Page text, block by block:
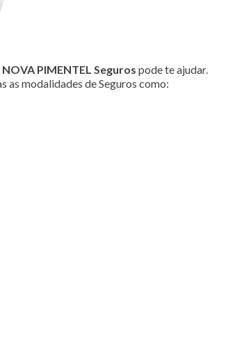
NOVA PIMENTEL Seguros pode te ajudar.
modalidades de Seguros como: